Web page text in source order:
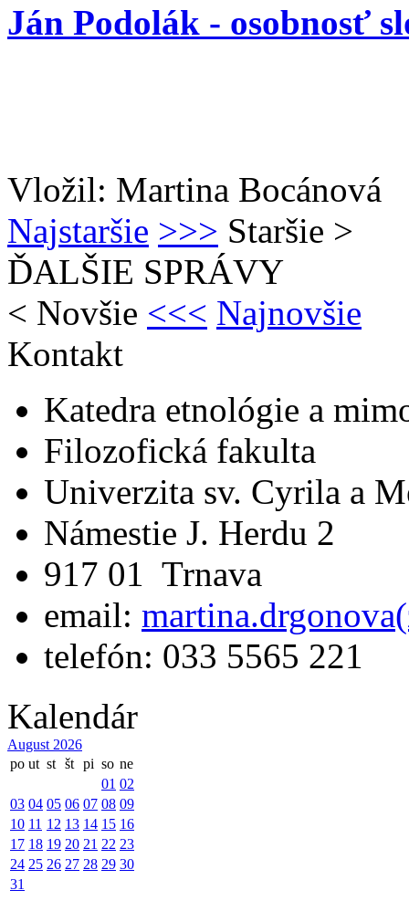
Ján Podolák - osobnosť
Vložil: Martina Bocánová
Najstaršie >>> Staršie >
ĎALŠIE SPRÁVY
< Novšie <<< Najnovšie
Kontakt
Katedra etnológie a
Filozofická fakulta
Univerzita sv. Cyrila a
Námestie J. Herdu 2
917 01 Trnava
email:
telefón: 033 5565 221
Kalendár
August 2026
po ut st št pi so ne
01 02
03 04 05 06 07 08 09
10 11 12 13 14 15 16
17 18 19 20 21 22 23
24 25 26 27 28 29 30
31